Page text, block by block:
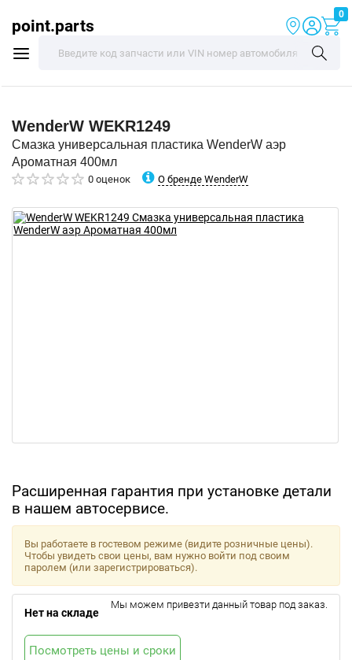
point.parts
0
WenderW WEKR1249
Смазка универсальная пластика WenderW аэр
Ароматная 400мл
0 оценок О бренде WenderW
Расширенная гарантия при установке детали
в нашем автосервисе.
Вы работаете в гостевом режиме (видите розничные цены).
Чтобы увидеть свои цены, вам нужно войти под своим
паролем (или зарегистрироваться).
Нет на складе
Мы можем привезти данный товар под заказ.
Посмотреть цены и сроки